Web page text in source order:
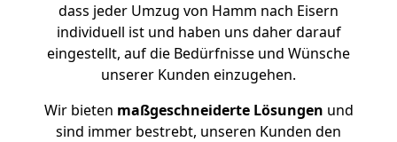
dass jeder Umzug von Hamm nach Eisern
individuell ist und haben uns daher darauf
eingestellt, auf die Bedürfnisse und Wünsche
unserer Kunden einzugehen.
Wir bieten maßgeschneiderte Lösungen und
sind immer bestrebt, unseren Kunden den